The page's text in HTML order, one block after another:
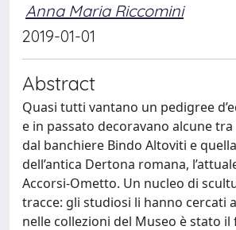
Anna Maria Riccomini
2019-01-01
Abstract
Quasi tutti vantano un pedigree
e in passato decoravano alcune
dal banchiere Bindo Altoviti e
dell’antica Dertona romana,
Accorsi-Ometto. Un nucleo di
tracce: gli studiosi li hanno cercati
nelle collezioni del Museo è stato